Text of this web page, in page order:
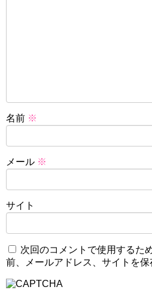
名前 ※
メール ※
サイト
次回のコメントで使用するた
前、メールアドレス、サイトを保